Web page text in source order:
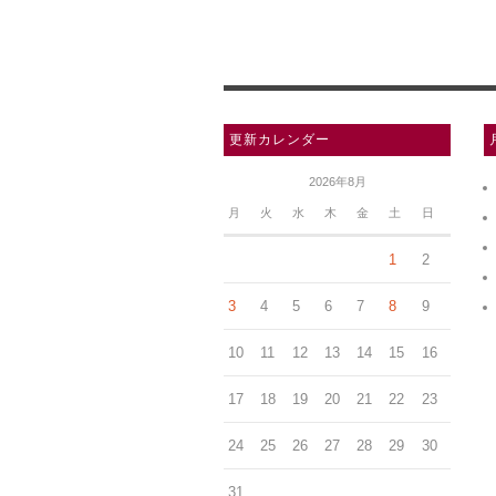
更新カレンダー
2026年8月
月 火 水 木 金 土 日
1 2
3 4 5 6 7 8 9
10 11 12 13 14 15 16
17 18 19 20 21 22 23
24 25 26 27 28 29 30
31